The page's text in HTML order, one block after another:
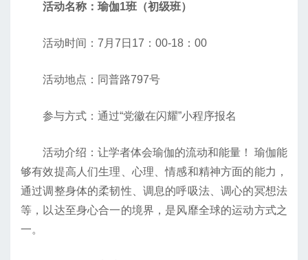
活动名称：瑜伽1班（初级班）
活动时间：7月7日17：00-18：00
活动地点：同普路797号
参与方式：通过“党徽在闪耀”小程序报名
活动介绍：让学者体会瑜伽的流动和能量！ 瑜伽能
够有效提高人们生理、心理、情感和精神方面的能力，
通过调整身体的柔韧性、调息的呼吸法、调心的冥想法
等，以达至身心合一的境界，是风靡全球的运动方式之
一。